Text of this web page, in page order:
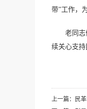
带”工作，
老同
续关心支持
上一篇：
民